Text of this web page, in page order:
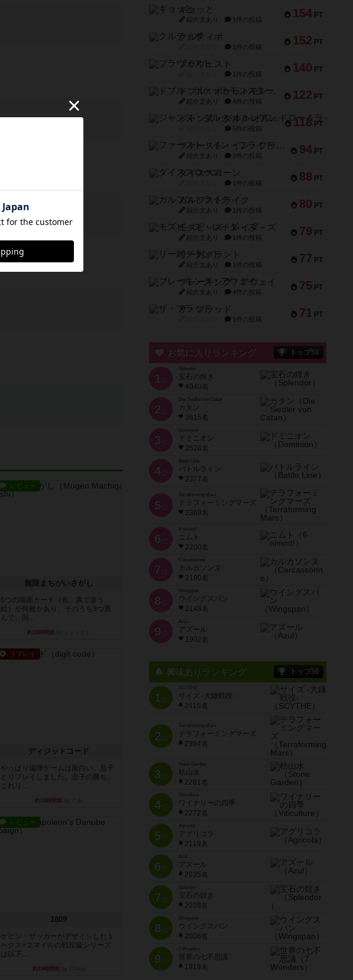
レビュー
無限まちがいさがし
6つの場面カード（表、裏で違う
絵）が何枚かあり、そのうち3つ選
んで、同...
約10時間前
リプレイ
ディジットコード
やっぱり論理ゲームは面白い。息子
とリプレイしました。息子の勝ち。
これリ...
約19時間前
レビュー
1809
ケビン・ザッカーがデザインした１
ヘクス=２マイルの戦役級シリーズ
は以下...
約19時間前
154 PT
ギョッと
紹介文あり 1件の投稿
152 PT
クルティボ
1件の投稿
140 PT
ブラヴェスト
1件の投稿
122 PT
ドブル：ポケットモンスター
紹介文あり 4件の投稿
118 PT
ジャンヌ・ダルク-オルレアン ドロー＆ライト
5件の投稿
94 PT
ファースト・イン・フライト
紹介文あり 3件の投稿
88 PT
ダイススローン
1件の投稿
80 PT
ガルフストライク
紹介文あり 1件の投稿
79 PT
モズビ－ズ・レイダ－ズ
紹介文あり 1件の投稿
77 PT
リー対グラント
紹介文あり 1件の投稿
75 PT
ブレーキング・アウェイ
紹介文あり 4件の投稿
71 PT
ザ・フラッド
1件の投稿
お気に入りランキング トップ50
1 位
宝石の煌き
4040名
2 位
Die Siedler von Catan
カタン
3615名
3 位
ドミニオン
2528名
4位
Battle Line
バトルライン
2377名
5 位
Terraforming Mars
テラフォーミングマーズ
2369名
6 位
ニムト
2200名
7 位
Carcassonne
カルカソンヌ
2190名
8 位
Wingspan
ウイングスパン
2148名
9 位
Azul
アズール
1902名
興味ありランキング トップ50
1位
SCYTHE
サイズ -大鎌戦役-
2415名
2位
Terraforming Mars
テラフォーミングマーズ
2394名
3位
Stone Garden
枯山水
2281名
4位
Viticulture
ワイナリーの四季
2272名
5位
Agricola
アグリコラ
2119名
6位
Azul
アズール
2035名
7位
宝石の煌き
2028名
8位
Wingspan
ウイングスパン
2006名
9位
7 Wonders
世界の七不思議
1919名